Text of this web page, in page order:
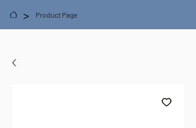
> Product Page